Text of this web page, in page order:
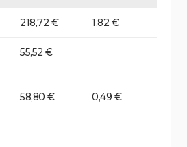
218,72 € 1,82 €
55,52 €
58,80 € 0,49 €